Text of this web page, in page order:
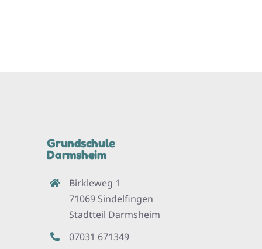
Grundschule
Darmsheim
Birkleweg 1
71069 Sindelfingen
Stadtteil Darmsheim
07031 671349